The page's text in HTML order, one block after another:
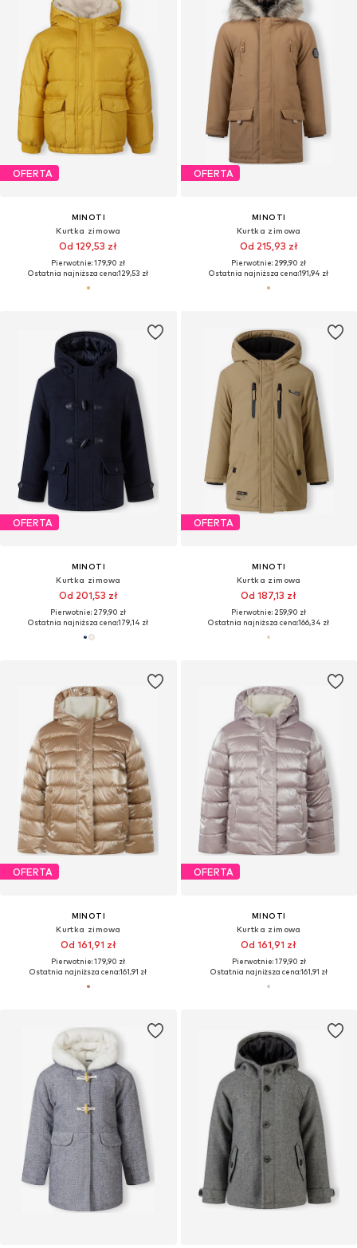
OFERTA
MINOTI
Kurtka zimowa
Od 129,53 zł
Pierwotnie: 179,90 zł
Ostatnia najniższa cena:129,53 zł
OFERTA
MINOTI
Kurtka zimowa
Od 215,93 zł
Pierwotnie: 299,90 zł
Ostatnia najniższa cena:191,94 zł
OFERTA
MINOTI
Kurtka zimowa
Od 201,53 zł
Pierwotnie: 279,90 zł
Ostatnia najniższa cena:179,14 zł
OFERTA
MINOTI
Kurtka zimowa
Od 187,13 zł
Pierwotnie: 259,90 zł
Ostatnia najniższa cena:166,34 zł
OFERTA
MINOTI
Kurtka zimowa
Od 161,91 zł
Pierwotnie: 179,90 zł
Ostatnia najniższa cena:161,91 zł
OFERTA
MINOTI
Kurtka zimowa
Od 161,91 zł
Pierwotnie: 179,90 zł
Ostatnia najniższa cena:161,91 zł